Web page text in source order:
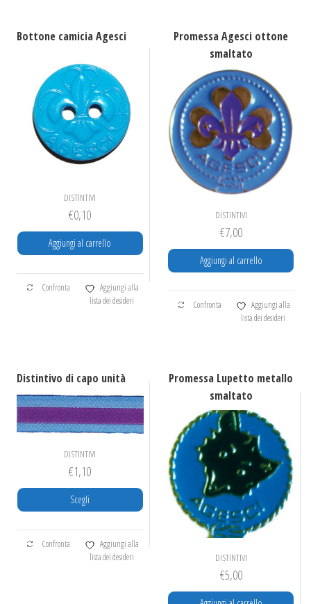
Le
possono
essere
scelte
nella
pagina
del
prodotto
Bottone camicia Agesci
DISTINTIVI
€0,10
Aggiungi al carrello
Confronta
Aggiungi alla
lista dei desideri
Promessa Agesci ottone
smaltato
DISTINTIVI
€7,00
Aggiungi al carrello
Confronta
Aggiungi alla
lista dei desideri
Distintivo di capo unità
DISTINTIVI
€1,10
Scegli
Questo
prodotto
Confronta
Aggiungi alla
lista dei desideri
Promessa Lupetto metallo
smaltato
DISTINTIVI
€5,00